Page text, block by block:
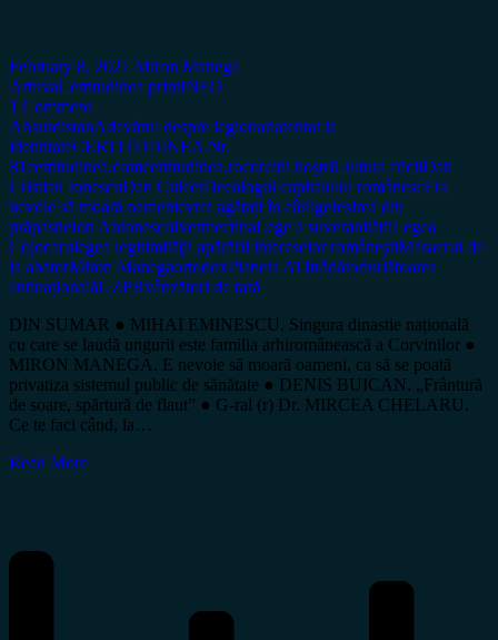
February 8, 2021 Miron Manega
ArhivaCertitudinea printINFO
1 Comment
AbsurdistanAdevărul despre legionariatentat la
identitateCERTITUDINEA Nr.
81certitudinea.comcertitudinea.rocorciții noștriCultura friciiDan
Cristian IonescuDan CulcerDecalogul capitalului românescEra
nevoie să moară oamenievrei agățați în cârligeIeșirea din
prăpastieIon AntonescuIvermectinaLege a suveranitățiiLegea
Cojocarulegea legitimităţii apărării intereselor româneştiMasacrul de
la abatorMiron ManegaortodoxPlaneta ATItrădătoriurlătoarea
antinaționalăUZPRvânzători de țară
DIN SUMAR ● MIHAI EMINESCU. Singura dinastie națională
cu care se laudă ungurii este familia arhiromânească a Corvinilor ●
MIRON MANEGA. E nevoie să moară oameni, ca să se poată
privatiza sistemul public de sănătate ● DENIS BUICAN. „Frântură
de soare, spărtură de flaut” ● G-ral (r) Dr. MIRCEA CHELARU.
Ce te faci când, la…
Read More